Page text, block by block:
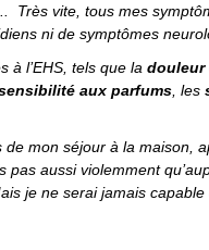
vite, tous mes
ni de symptômes
à l’EHS, tels que la douleur
aux parfums , les
mon séjour à la maison,
aussi violemment
je ne serai jamais